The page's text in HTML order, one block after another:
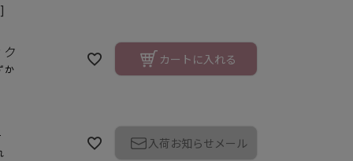
か
カートに入れる
入荷お知らせメール